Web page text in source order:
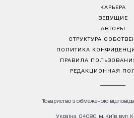
КАРЬЕРА
ВЕДУЩИЕ
АВТОРЫ
СТРУКТУРА
ПОЛИТИКА
ПРАВИЛА
РЕДАКЦИОННАЯ
Товариство з обмеженою
Україна, 04080, м. Київ, вул.